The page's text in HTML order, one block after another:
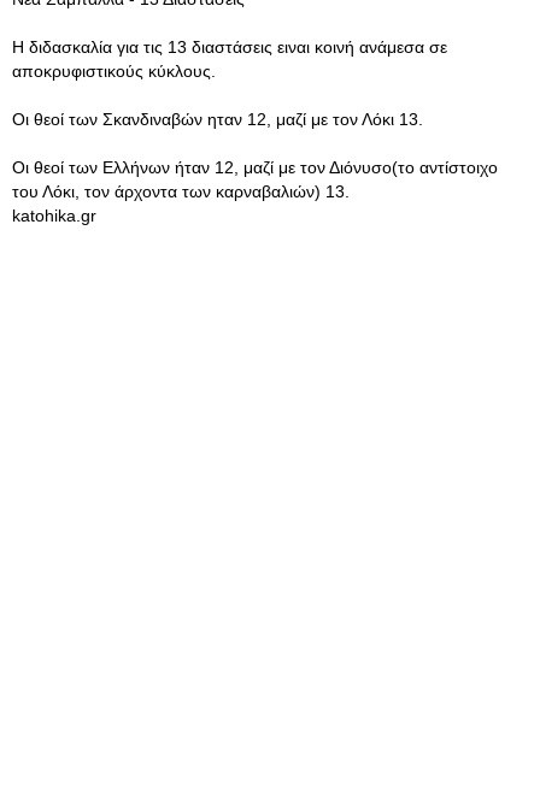
Η διδασκαλία για τις 13 διαστάσεις ειναι κοινή ανάμεσα σε
αποκρυφιστικούς κύκλους.
Οι θεοί των Σκανδιναβών ηταν 12, μαζί με τον Λόκι 13.
Οι θεοί των Ελλήνων ήταν 12, μαζί με τον Διόνυσο(το αντίστοιχο
του Λόκι, τον άρχοντα των καρναβαλιών) 13.
katohika.gr